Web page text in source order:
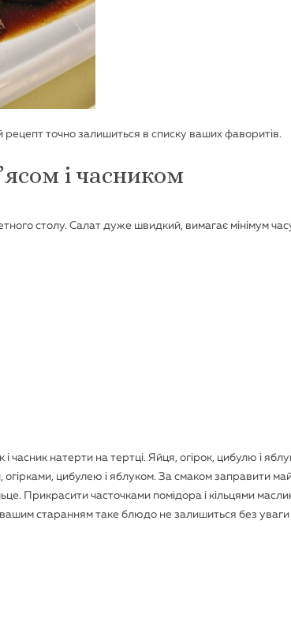
точно залишиться в списку ваших фаворитів.
і часником
столу. Салат дуже швидкий, вимагає мінімум
часник натерти на тертці. Яйця, огірок, цибулю і
огірками, цибулею і яблуком. За смаком заправити
Прикрасити часточками помідора і кільцями
старанням таке блюдо не залишиться без уваги